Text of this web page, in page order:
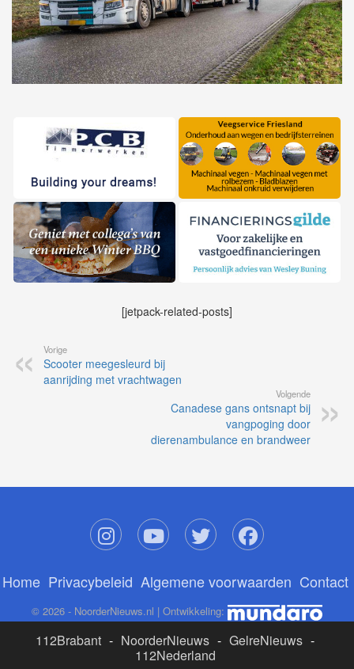
[jetpack-related-posts]
Vorige
Scooter meegesleurd bij
aanrijding met vrachtwagen
Volgende
Canadese gans ontsnapt bij
vangpoging door
dierenambulance en brandweer
Home Privacybeleid Algemene voorwaarden Contact
© 2026 - NoorderNieuws.nl | Ontwikkeling:
112Brabant - NoorderNieuws - GelreNieuws -
112Nederland